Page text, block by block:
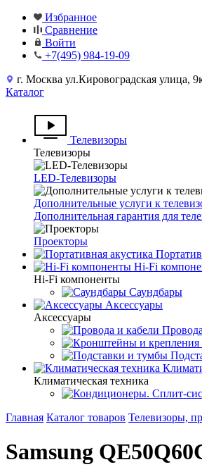
Избранное
Сравнение
Войти
+7(495) 984-19-09
г. Москва ул.Кировоградская улица,
Каталог
Телевизоры
Телевизоры
LED-Телевизоры
Дополнительные услуги к
Дополнительная гарантия для
Проекторы
Hi-Fi
Hi-Fi компоненты
Саундбары
Аксессуары
Аксессуары
Климатическая техника
Главная Каталог товаров Телевизоры,
Samsung